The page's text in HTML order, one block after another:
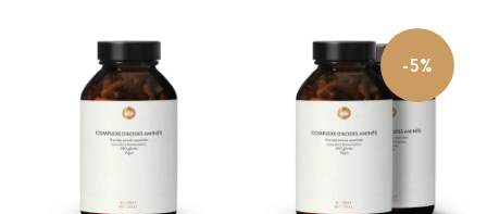
sportives, les femmes enceintes ainsi que les personnes âgées.
-5%